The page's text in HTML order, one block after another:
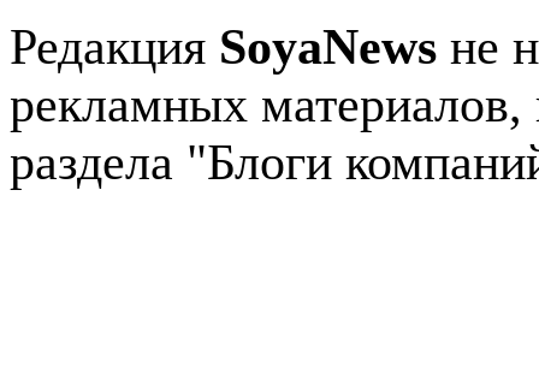
Редакция SoyaNews не
рекламных
раздела "Блоги